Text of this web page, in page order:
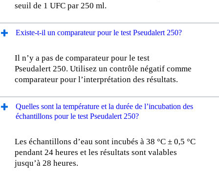
seuil de 1 UFC par 250 ml.
Existe-t-il un comparateur pour le test Pseudalert 250?
Il n’y a pas de comparateur pour le test
Pseudalert 250. Utilisez un contrôle négatif comme
comparateur pour l’interprétation des résultats.
Quelles sont la température et la durée de l’incubation des
échantillons pour le test Pseudalert 250?
Les échantillons d’eau sont incubés à 38 °C ± 0,5 °C
pendant 24 heures et les résultats sont valables
jusqu’à 28 heures.